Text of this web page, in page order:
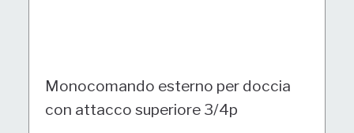
Monocomando esterno per doccia
con attacco superiore 3/4p